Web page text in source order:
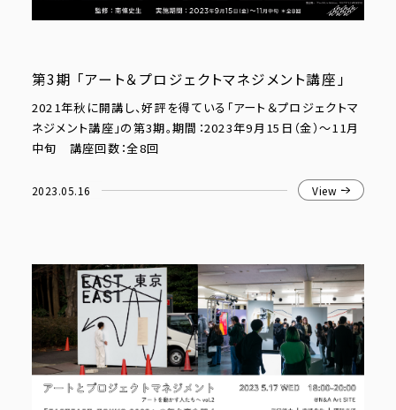
第3期 「アート＆プロジェクトマネジメント講座」
2021年秋に開講し、好評を得ている「アート＆プロジェクトマ
ネジメント講座」の第3期。期間：2023年9月15日（金）〜11月
中旬 講座回数：全8回
2023.05.16 View